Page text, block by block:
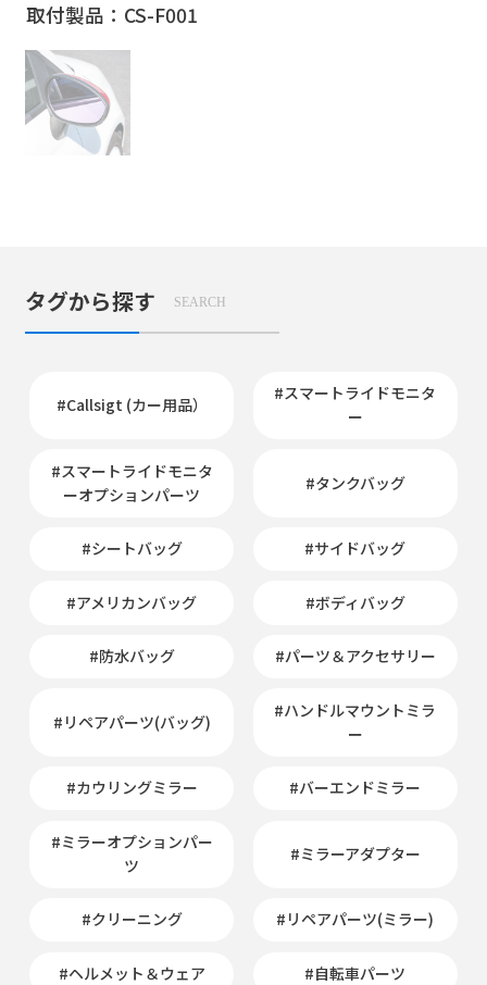
取付製品：CS-F001
タグから探す SEARCH
#Callsigt (カー用品）
#スマートライドモニタ
ー
#スマートライドモニタ
ーオプションパーツ
#タンクバッグ
#シートバッグ #サイドバッグ
#アメリカンバッグ #ボディバッグ
#防水バッグ #パーツ＆アクセサリー
#リペアパーツ(バッグ)
#ハンドルマウントミラ
ー
#カウリングミラー #バーエンドミラー
#ミラーオプションパー
ツ
#ミラーアダプター
#クリーニング #リペアパーツ(ミラー)
#ヘルメット＆ウェア #自転車パーツ